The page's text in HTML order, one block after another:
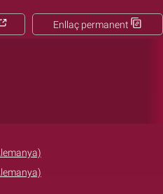
Enllaç permanent